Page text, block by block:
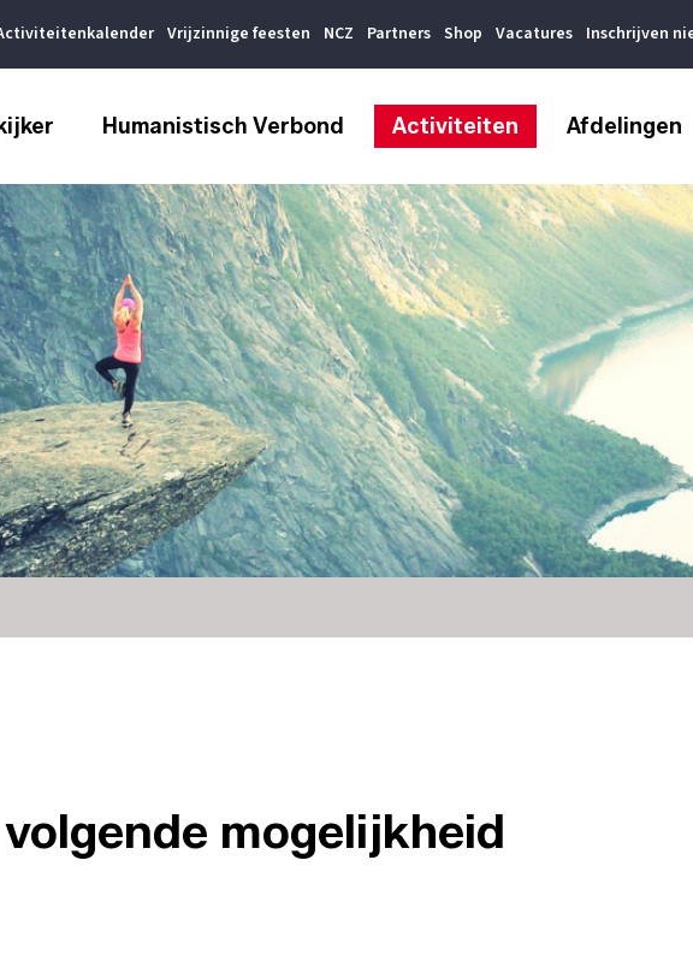
Vrijzinnige feesten NCZ Partners Shop Vacatures Inschrijven
Humanistisch Verbond Activiteiten Afdelingen
mogelijkheid